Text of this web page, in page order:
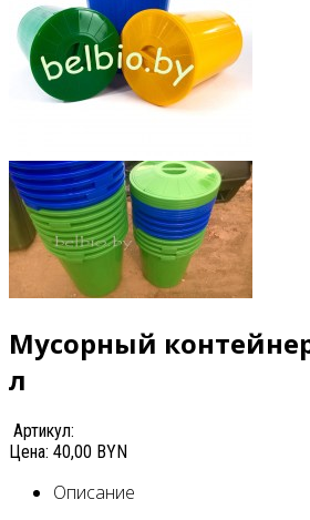
Мусорный
л
Артикул:
Цена: 40,00 BYN
Описание